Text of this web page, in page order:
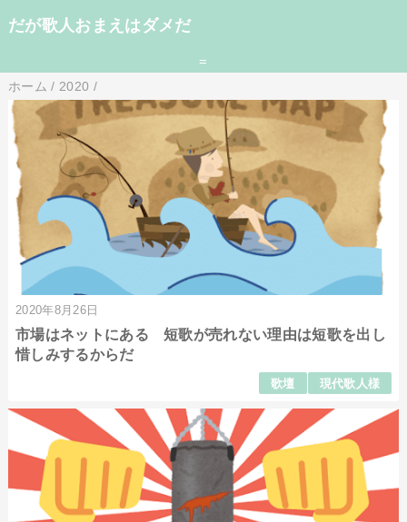
だが歌人おまえはダメだ
=
ホーム / 2020 /
2020年8月26日
市場はネットにある 短歌が売れない理由は短歌を出し
惜しみするからだ
歌壇 現代歌人様